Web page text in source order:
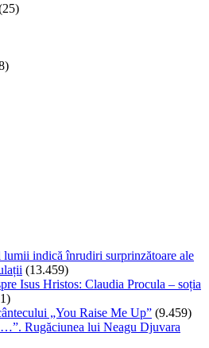
lumii indică înrudiri surprinzătoare ale
(13.459)
Isus Hristos: Claudia Procula – soția
„You Raise Me Up” (9.459)
Rugăciunea lui Neagu Djuvara